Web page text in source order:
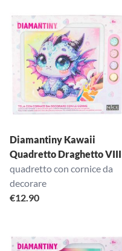
Diamantiny Kawaii
Quadretto Draghetto VIII
quadretto con cornice da
decorare
€12.90